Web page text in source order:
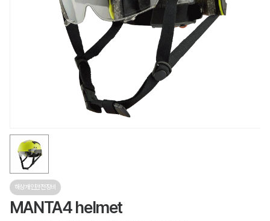
해상개인안전장비
MANTA4 helmet